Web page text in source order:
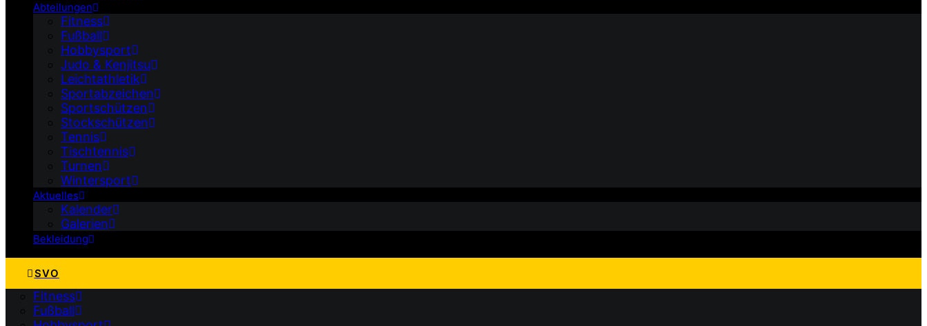
Abteilungen
Fitness
Fußball
Hobbysport
Judo & Kenjitsu
Leichtathletik
Sportabzeichen
Sportschützen
Stockschützen
Tennis
Tischtennis
Turnen
Wintersport
Aktuelles
Kalender
Galerien
Bekleidung
SVO
Fitness
Fußball